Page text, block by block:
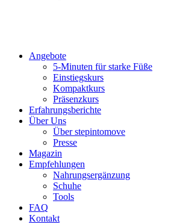
Angebote
5-Minuten für starke Füße
Einstiegskurs
Kompaktkurs
Präsenzkurs
Erfahrungsberichte
Über Uns
Über stepintomove
Presse
Magazin
Empfehlungen
Nahrungsergänzung
Schuhe
Tools
FAQ
Kontakt